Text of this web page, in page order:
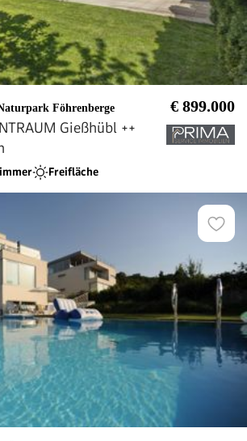
Föhrenberge € 899.000
Gießhübl ++
Freifläche